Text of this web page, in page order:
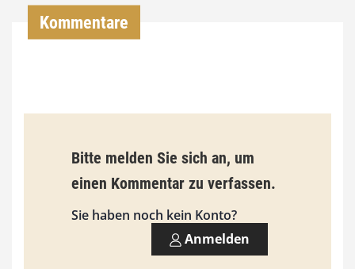
€
i
s
9
Kommentare
Bitte melden Sie sich an, um
einen Kommentar zu verfassen.
Sie haben noch kein Konto?
Anmelden